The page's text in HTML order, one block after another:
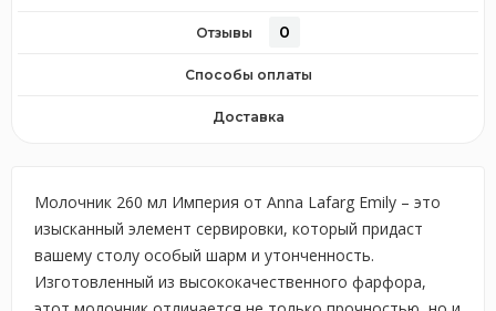
Отзывы 0
Способы оплаты
Доставка
Молочник 260 мл Империя от Anna Lafarg Emily – это
изысканный элемент сервировки, который придаст
вашему столу особый шарм и утонченность.
Изготовленный из высококачественного фарфора,